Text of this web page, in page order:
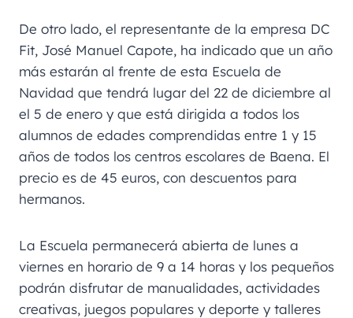
De otro lado, el representante de la empresa DC
Fit, José Manuel Capote, ha indicado que un año
más estarán al frente de esta Escuela de
Navidad que tendrá lugar del 22 de diciembre al
el 5 de enero y que está dirigida a todos los
alumnos de edades comprendidas entre 1 y 15
años de todos los centros escolares de Baena. El
precio es de 45 euros, con descuentos para
hermanos.
La Escuela permanecerá abierta de lunes a
viernes en horario de 9 a 14 horas y los pequeños
podrán disfrutar de manualidades, actividades
creativas, juegos populares y deporte y talleres